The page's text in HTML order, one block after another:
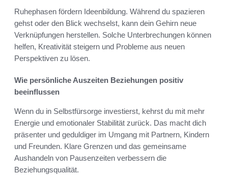
Ruhephasen fördern Ideenbildung. Während du spazieren
gehst oder den Blick wechselst, kann dein Gehirn neue
Verknüpfungen herstellen. Solche Unterbrechungen können
helfen, Kreativität steigern und Probleme aus neuen
Perspektiven zu lösen.
Wie persönliche Auszeiten Beziehungen positiv
beeinflussen
Wenn du in Selbstfürsorge investierst, kehrst du mit mehr
Energie und emotionaler Stabilität zurück. Das macht dich
präsenter und geduldiger im Umgang mit Partnern, Kindern
und Freunden. Klare Grenzen und das gemeinsame
Aushandeln von Pausenzeiten verbessern die
Beziehungsqualität.